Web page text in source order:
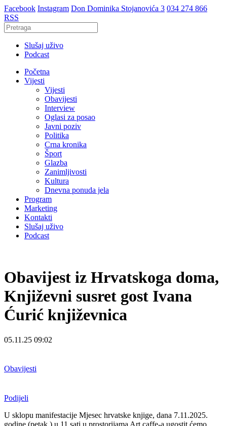
Facebook Instagram Don Dominika Stojanovića 3 034 274 866
RSS
Slušaj uživo
Podcast
Početna
Vijesti
Vijesti
Obavijesti
Interview
Oglasi za posao
Javni poziv
Politika
Crna kronika
Šport
Glazba
Zanimljivosti
Kultura
Dnevna ponuda jela
Program
Marketing
Kontakti
Slušaj uživo
Podcast
Obavijest iz Hrvatskoga doma,
Književni susret gost Ivana
Ćurić književnica
05.11.25 09:02
Obavijesti
Podijeli
U sklopu manifestacije Mjesec hrvatske knjige, dana 7.11.2025.
godine (petak ) u 11 sati u prostorijama Art caffe-a ugostit ćemo